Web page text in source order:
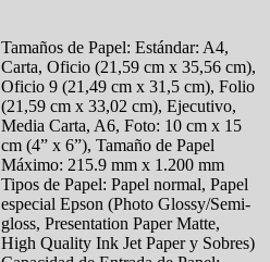
Tamaños de Papel: Estándar: A4,
Carta, Oficio (21,59 cm x 35,56 cm),
Oficio 9 (21,49 cm x 31,5 cm), Folio
(21,59 cm x 33,02 cm), Ejecutivo,
Media Carta, A6, Foto: 10 cm x 15
cm (4” x 6”), Tamaño de Papel
Máximo: 215.9 mm x 1.200 mm
Tipos de Papel: Papel normal, Papel
especial Epson (Photo Glossy/Semi-
gloss, Presentation Paper Matte,
High Quality Ink Jet Paper y Sobres)